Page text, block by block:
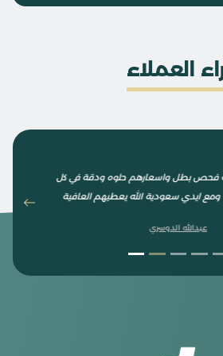
العملاء
لو تبي تشتري سيارة افحص عندهم شغلهم
وعندهم فني سعودي نصوح
saud ali ibrahim